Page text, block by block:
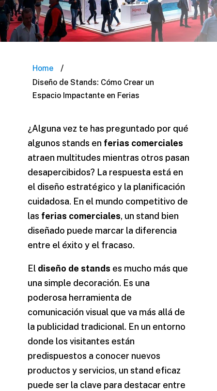
Home /
Diseño de Stands: Cómo Crear un
Espacio Impactante en Ferias
¿Alguna vez te has preguntado por qué
algunos stands en ferias comerciales
atraen multitudes mientras otros pasan
desapercibidos? La respuesta está en
el diseño estratégico y la planificación
cuidadosa. En el mundo competitivo de
las ferias comerciales, un stand bien
diseñado puede marcar la diferencia
entre el éxito y el fracaso.
El diseño de stands es mucho más que
una simple decoración. Es una
poderosa herramienta de
comunicación visual que va más allá de
la publicidad tradicional. En un entorno
donde los visitantes están
predispuestos a conocer nuevos
productos y servicios, un stand eficaz
puede ser la clave para destacar entre